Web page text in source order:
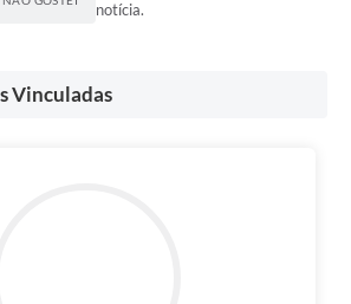
notícia.
Vinculadas